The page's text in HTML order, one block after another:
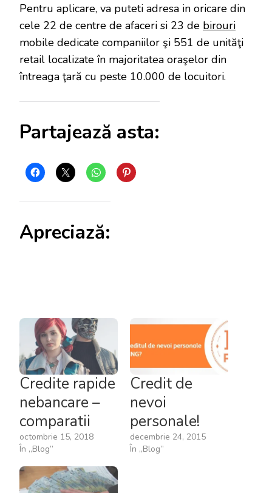
Pentru aplicare, va puteti adresa in oricare din
cele 22 de centre de afaceri si 23 de birouri
mobile dedicate companiilor şi 551 de unităţi
retail localizate în majoritatea oraşelor din
întreaga ţară cu peste 10.000 de locuitori.
Partajează asta:
Apreciază:
Credite rapide
nebancare –
comparatii
octombrie 15, 2018
În „Blog”
Credit de
nevoi
personale!
decembrie 24, 2015
În „Blog”